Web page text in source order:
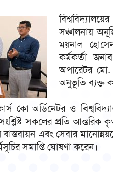
সঞ্চালনায়
ময়নাল
কর্মকর্তা
অপারেটর
অনুভূতি ব্যক্ত
কো-অর্ডিনেটর ও
সকলের প্রতি আন্তরিক
বাস্তবায়ন এবং সেবার
সমাপ্তি ঘোষণা করেন।